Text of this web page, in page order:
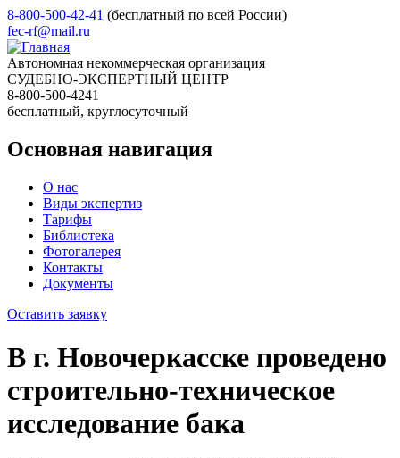
8-800-500-42-41 (бесплатный по всей России)
fec-rf@mail.ru
Автономная некоммерческая организация
СУДЕБНО-ЭКСПЕРТНЫЙ ЦЕНТР
8-800-500-4241
бесплатный, круглосуточный
Основная навигация
О нас
Виды экспертиз
Тарифы
Библиотека
Фотогалерея
Контакты
Документы
Оставить заявку
В г. Новочеркасске проведено
строительно-техническое
исследование бака